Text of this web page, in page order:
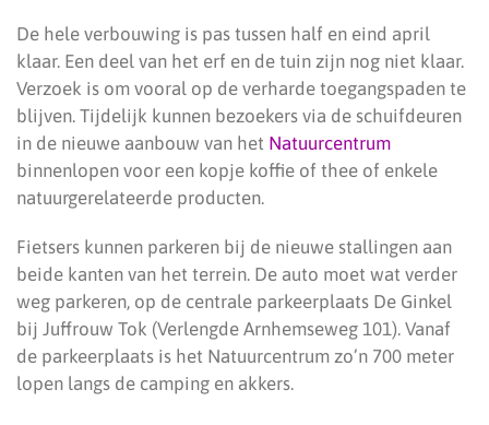
De hele verbouwing is pas tussen half en eind april
klaar. Een deel van het erf en de tuin zijn nog niet klaar.
Verzoek is om vooral op de verharde toegangspaden te
blijven. Tijdelijk kunnen bezoekers via de schuifdeuren
in de nieuwe aanbouw van het Natuurcentrum
binnenlopen voor een kopje koffie of thee of enkele
natuurgerelateerde producten.
Fietsers kunnen parkeren bij de nieuwe stallingen aan
beide kanten van het terrein. De auto moet wat verder
weg parkeren, op de centrale parkeerplaats De Ginkel
bij Juffrouw Tok (Verlengde Arnhemseweg 101). Vanaf
de parkeerplaats is het Natuurcentrum zo’n 700 meter
lopen langs de camping en akkers.